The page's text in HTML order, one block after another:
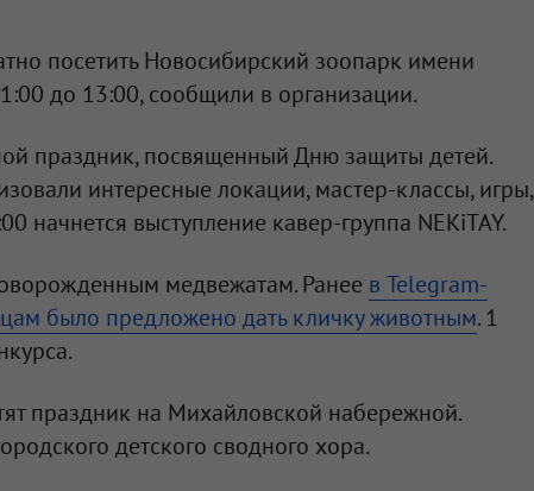
посетить Новосибирский зоопарк имени
до 13:00, сообщили в организации.
праздник, посвященный Дню защиты детей.
интересные локации, мастер-классы, игры,
начнется выступление кавер-группа NEKiTAY.
медвежатам. Ранее в Telegram-
было предложено дать кличку животным. 1
праздник на Михайловской набережной.
детского сводного хора.